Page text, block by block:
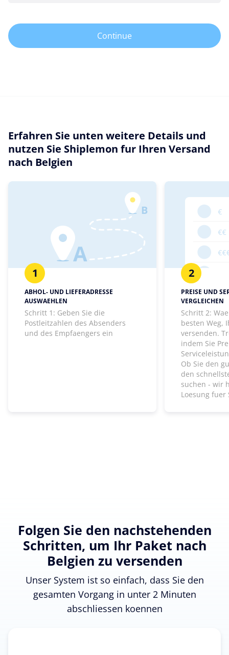
Continue
Erfahren Sie unten weitere Details und
nutzen Sie Shiplemon fur Ihren Versand
nach Belgien
1
ABHOL- UND LIEFERADRESSE
AUSWAEHLEN
Schritt 1: Geben Sie die
Postleitzahlen des Absenders
und des Empfaengers ein
2
PREISE UND
VERGLEICHEN
Schritt 2:
besten Weg,
versenden.
indem Sie
Ob Sie den
den
suchen - wir
Loesung fuer
Folgen Sie den nachstehenden
Schritten, um Ihr Paket nach
Belgien zu versenden
Unser System ist so einfach, dass Sie den
gesamten Vorgang in unter 2 Minuten
abschliessen koennen